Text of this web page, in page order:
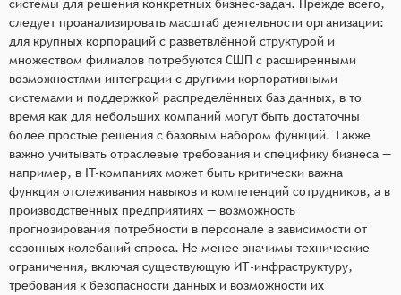
системы для решения конкретных бизнес-задач. Прежде всего,
следует проанализировать масштаб деятельности организации:
для крупных корпораций с разветвлённой структурой и
множеством филиалов потребуются СШП с расширенными
возможностями интеграции с другими корпоративными
системами и поддержкой распределённых баз данных, в то
время как для небольших компаний могут быть достаточны
более простые решения с базовым набором функций. Также
важно учитывать отраслевые требования и специфику бизнеса —
например, в IT-компаниях может быть критически важна
функция отслеживания навыков и компетенций сотрудников, а в
производственных предприятиях — возможность
прогнозирования потребности в персонале в зависимости от
сезонных колебаний спроса. Не менее значимы технические
ограничения, включая существующую ИТ-инфраструктуру,
требования к безопасности данных и возможности их